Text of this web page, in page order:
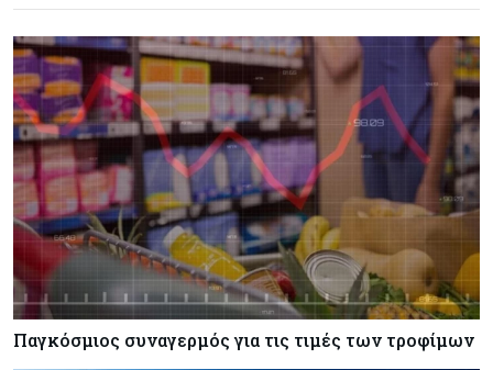
Μέση Ανατολή
Κόσμος 07-08-2026
Σαουδική Αραβία, Πακιστάν και Τουρκία
υπογράφουν συμφωνία για αμοιβαία άμυνα
Εμπορεύματα 07-08-2026
Πετρέλαιο: Πιάνει και πάλι τα 83 δολάρια το
Brent μετά το σχέδιο του Ιράν για τα Στενά του
Ορμούζ
Κόσμος 07-08-2026
Παγκόσμιος συναγερμός για τις τιμές των τροφίμων